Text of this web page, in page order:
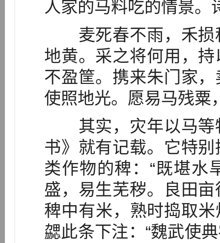
人家的马料吃的情景。
麦死春不雨，禾损
地黄。采之将何用，
不盈筐。携来朱门家
使照地光。愿易马残粟
其实，灾年以马等
书》就有记载。它特
类作物的稗：“既堪水
盛，易生芜秽。良田
稗中有米，熟时捣取
勰此条下注：“魏武使